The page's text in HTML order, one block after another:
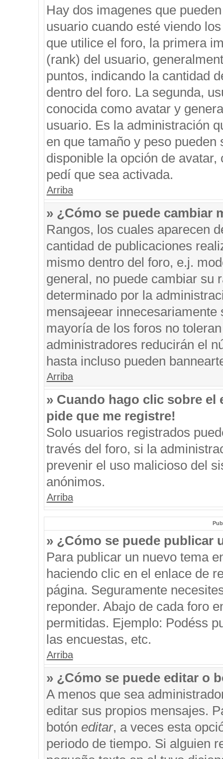
Hay dos imagenes que
usuario cuando esté viendo
que utilice el foro, la primera
(rank) del usuario,
puntos, indicando la cantidad
dentro del foro. La segunda,
conocida como avatar y
usuario. Es la administración
en que tamaño y peso
disponible la opción de
pedí que sea activada.
Arriba
» ¿Cómo se puede cambiar
Rangos, los cuales aparecen
cantidad de publicaciones
mismo dentro del foro, e.j.
general, no puede cambiar su
determinado por la
mensajeear
mayoría de los foros no
administradores reducirán el
hasta incluso pueden
Arriba
» Cuando hago clic sobre el
pide que me registre!
Solo usuarios registrados
través del foro, si la
prevenir el uso malicioso del
anónimos.
Arriba
» ¿Cómo se puede publicar
Para publicar un nuevo tema
haciendo clic en el enlace de
página. Seguramente
reponder. Abajo de cada foro
permitidas. Ejemplo: Podéss
las encuestas, etc.
Arriba
» ¿Cómo se puede editar o
A menos que sea
editar sus propios mensajes.
botón editar, a veces esta
periodo de tiempo. Si alguien